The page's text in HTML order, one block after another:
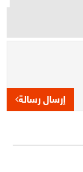
إرسال رسالة